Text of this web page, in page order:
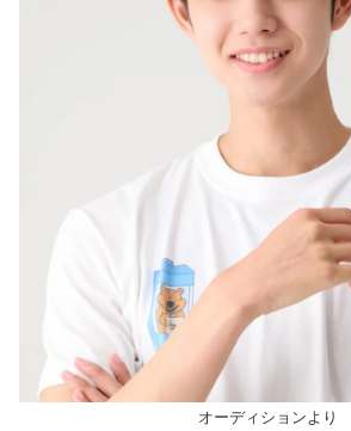
オーディションより